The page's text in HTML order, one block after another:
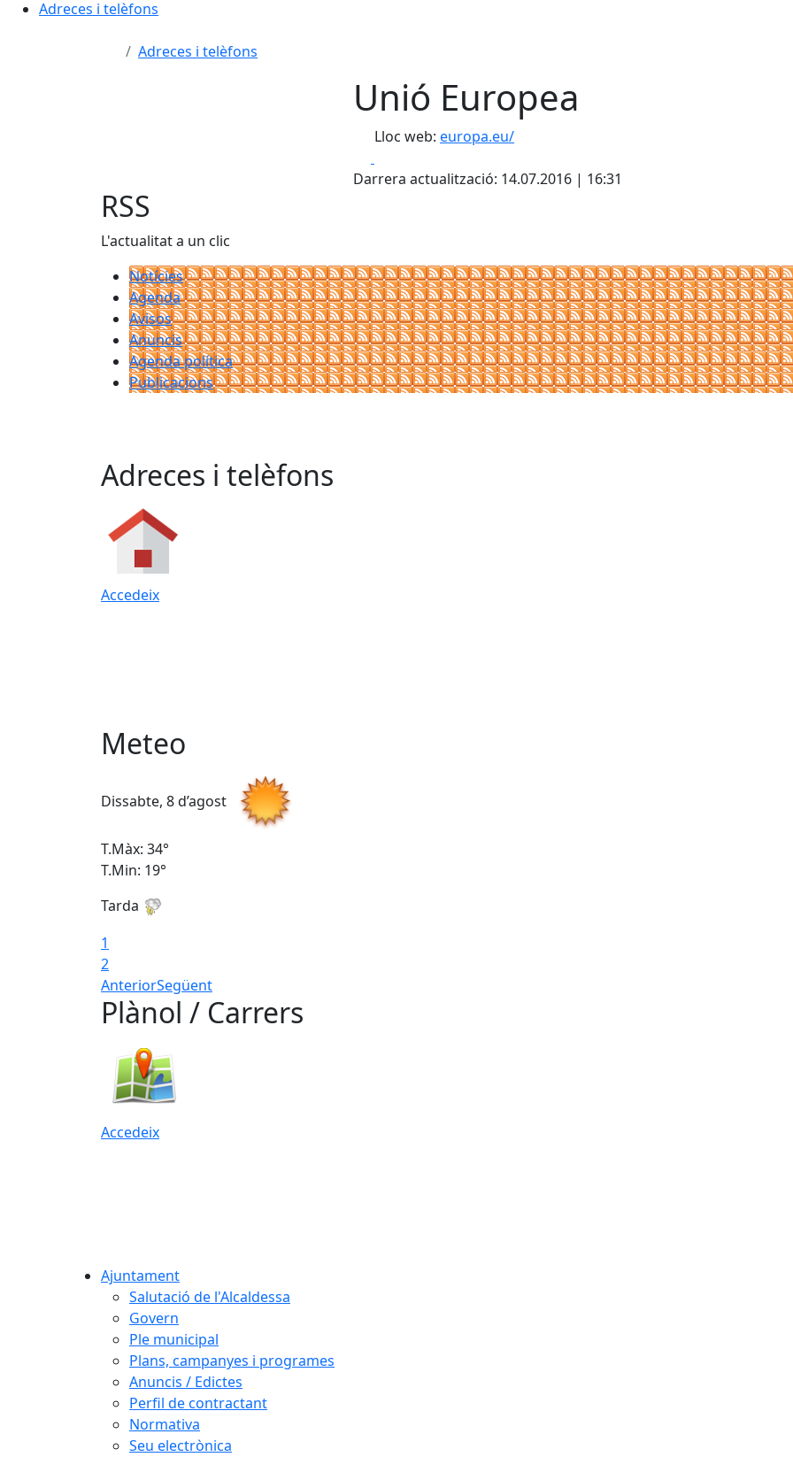
Adreces i telèfons
Adreces i telèfons
Unió Europea
Lloc web: europa.eu/
Darrera actualització: 14.07.2016 | 16:31
RSS
L'actualitat a un clic
Notícies
Agenda
Avisos
Anuncis
Agenda política
Publicacions
Adreces i telèfons
Accedeix
Meteo
Dissabte, 8 d’agost
T.Màx: 34°
T.Min: 19°
Tarda
1
2
AnteriorSegüent
Plànol / Carrers
Accedeix
Ajuntament
Salutació de l'Alcaldessa
Govern
Ple municipal
Plans, campanyes i programes
Anuncis / Edictes
Perfil de contractant
Normativa
Seu electrònica